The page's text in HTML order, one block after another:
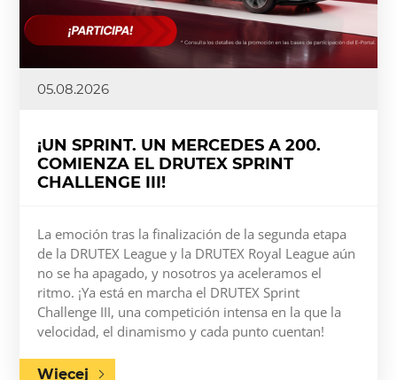
05.08.2026
¡UN SPRINT. UN MERCEDES A 200.
COMIENZA EL DRUTEX SPRINT
CHALLENGE III!
La emoción tras la finalización de la segunda etapa
de la DRUTEX League y la DRUTEX Royal League aún
no se ha apagado, y nosotros ya aceleramos el
ritmo. ¡Ya está en marcha el DRUTEX Sprint
Challenge III, una competición intensa en la que la
velocidad, el dinamismo y cada punto cuentan!
Więcej